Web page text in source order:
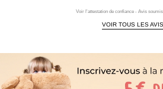
Voir l'attestation de confiance - Avis
VOIR TOUS LES AVIS